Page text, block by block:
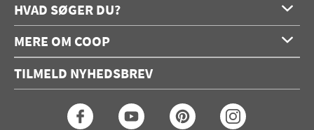
HVAD SØGER DU?
Forside
Opskrifter
Konkurrencer
MERE OM COOP
Annoncering
Coop medlem
TILMELD NYHEDSBREV